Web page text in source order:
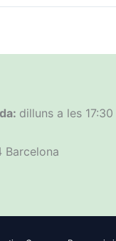
dilluns a les 17:30
Barcelona